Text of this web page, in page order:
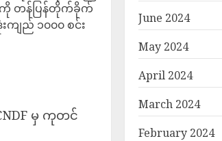
တန်ပြန်တိုက်ခိုက်
ကျည် ၁၀၀၀ စင်း
မှ ကုတင်
June 2024
May 2024
April 2024
March 2024
February 2024